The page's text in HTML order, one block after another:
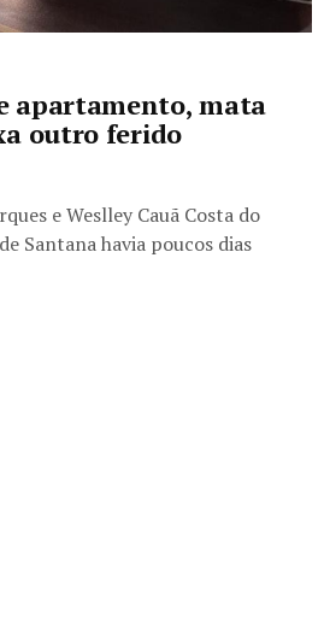
apartamento, mata
outro ferido
e Weslley Cauã Costa do
Santana havia poucos dias